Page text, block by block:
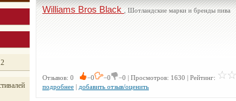
Williams Bros Black, Шотландские марки и бренды пива
Отзывов: 0 −0 −0 −0 | Просмотров: 1630 | Рейтинг:
подробнее | добавить отзыв/оценить